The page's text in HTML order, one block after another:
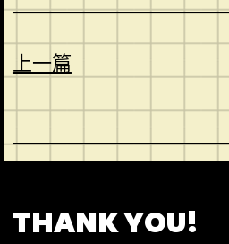
上一篇
THANK YOU!